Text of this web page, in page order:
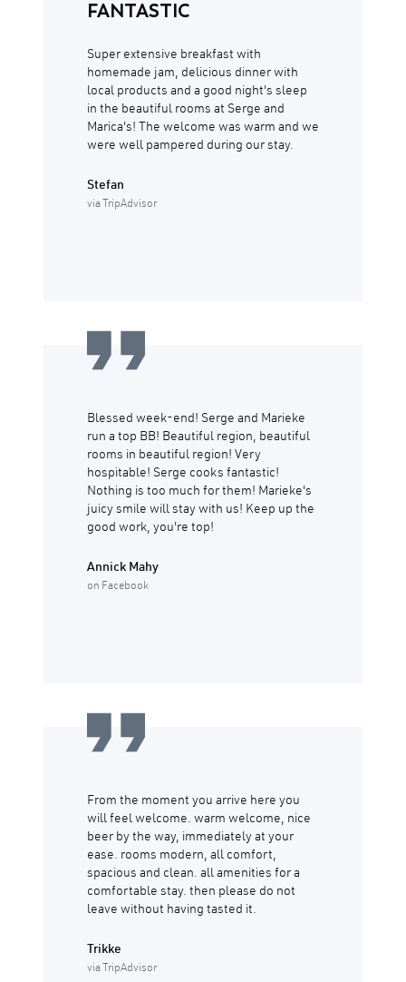
FANTASTIC
Super extensive breakfast with
homemade jam, delicious dinner with
local products and a good night's sleep
in the beautiful rooms at Serge and
Marica's! The welcome was warm and we
were well pampered during our stay.
Stefan
via TripAdvisor
Blessed week-end! Serge and Marieke
run a top BB! Beautiful region, beautiful
rooms in beautiful region! Very
hospitable! Serge cooks fantastic!
Nothing is too much for them! Marieke's
juicy smile will stay with us! Keep up the
good work, you're top!
Annick Mahy
on Facebook
From the moment you arrive here you
will feel welcome. warm welcome, nice
beer by the way, immediately at your
ease. rooms modern, all comfort,
spacious and clean. all amenities for a
comfortable stay. then please do not
leave without having tasted it.
Trikke
via TripAdvisor